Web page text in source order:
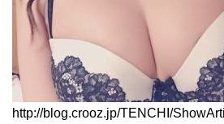
http://blog.crooz.jp/TENCHI/